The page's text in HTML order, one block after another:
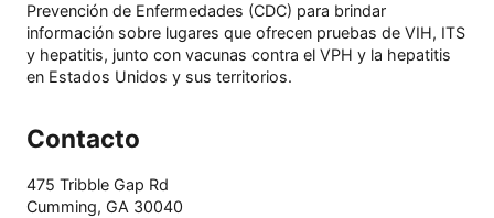
Prevención de Enfermedades (CDC) para brindar
información sobre lugares que ofrecen pruebas de VIH, ITS
y hepatitis, junto con vacunas contra el VPH y la hepatitis
en Estados Unidos y sus territorios.
Contacto
475 Tribble Gap Rd
Cumming, GA 30040